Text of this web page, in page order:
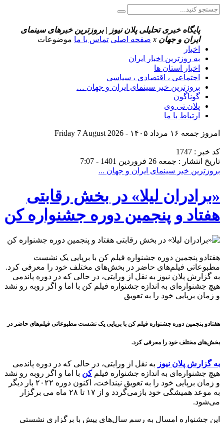
پایگاه خبری تحلیلی پلان نیوز | بروزترین خبرهای سینمای
ایران و جهان x صفحه اصلی تماس با ما موضوعات
اخبار
به روزترین اخبار ایران
اخبار استان ها
اجتماعی ، اقتصادی ، سیاسی
بروزترین خبر سینمای ایران و جهان …
گوناگون
پلان تی وی
ارتباط با ما
امروز جمعه ۱۶ مرداد ۱۴۰۵ - Friday 7 August 2026
کد خبر : 1747
تاریخ انتشار : جمعه 26 فروردین 1401 - 7:07
بروزترین خبر سینمای ایران و جهان ...
«برادران لیلا» در بخش رقابتی
هفتاد و پنجمین دوره جشنواره کن
هفتادو پنجمین دوره جشنواره فیلم کن با برپایی یک نشست
مطبوعاتی فیلم‌های حاضر در بخش‌های مختلف خود را معرفی کرد.
به گزارش پلان نیوز به نقل از ورایتی، در حالی که در دوره پاندمی
هیچ جشنواره‌ای به اندازه جشنواره فیلم کن با اما و اگر روبه رو نشد
و زمان برپایی خود را به تعویق
هفتادو پنجمین دوره جشنواره فیلم کن با برپایی یک نشست مطبوعاتی فیلم‌های حاضر در
بخش‌های مختلف خود را معرفی کرد.
به گزارش پلان نیوز به نقل از ورایتی، در حالی که در دوره پاندمی
هیچ جشنواره‌ای به اندازه جشنواره فیلمکن با اما و اگر روبه رو نشد
و زمان برپایی خود را به تعویق نینداخت، اکنون دوره ۲۰۲۲ بار دیگر
به موعد همیشگی خود بازمی‌گردد و از ۱۷ تا ۲۸ ماه می برگزار
می‌شود.
این جشنواره امسال به رسم سال‌های پیش با برگزاری نشستی